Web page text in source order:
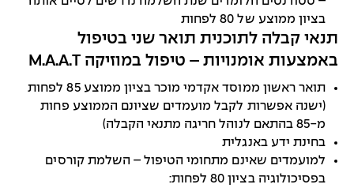
בציון ממוצע של 80 לפחות
תנאי קבלה לתוכנית תואר שני בטיפול
באמצעות אומנויות – טיפול במוזיקה M.A.A.T
תואר ראשון ממוסד אקדמי מוכר בציון ממוצע 85 לפחות
(ישנה אפשרות לקבל מועמדים שציונם הממוצע פחות
מ-85 בהתאם לנוהל חריגה מתנאי הקבלה)
בחינת ידע באנגלית
למועמדים שאינם מתחומי הטיפול – השלמת קורסים
בפסיכולוגיה בציון 80 לפחות: